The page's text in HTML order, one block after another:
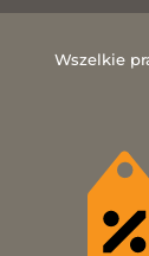
Wszelkie